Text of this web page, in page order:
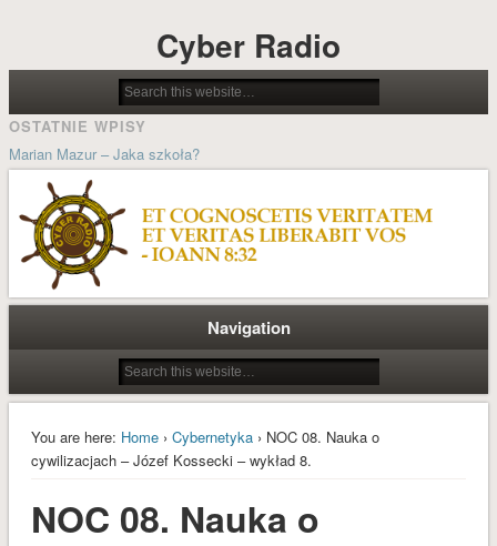
Cyber Radio
OSTATNIE WPISY
Marian Mazur – Jaka szkoła?
Jolanta Wilsz – Możliwości stwarzane przez psychocybernetykę w
procesach pedagogicznych
Ludzie cybernetyki – Grzegorz Dorobek wspomina Docenta Józefa
Kosseckiego
Historia systemu sterowania kościoła katolickiego
Wielkanoc A.D. MMXIX
październik 2021
kwiecień 2019
Navigation
You are here: Home› Cybernetyka› NOC 08. Nauka o
cywilizacjach – Józef Kossecki – wykład 8.
NOC 08. Nauka o